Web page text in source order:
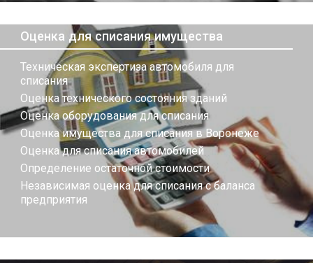
Оценка для списания имущества
Техническая экспертиза автомобиля для
списания
Оценка технического состояния зданий
Оценка оборудования для списания
Оценка имущества для списания в Воронеже
Оценка для списания автомобилей
Определение остаточной стоимости
Независимая оценка для списания с баланса
предприятия